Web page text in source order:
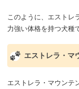
このように、エストレ
力強い体格を持つ犬種
エストレラ・マ
エストレラ・マウンテ